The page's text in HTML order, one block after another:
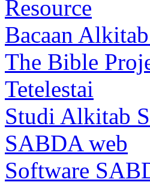
Resource
Bacaan
The Bible
Tetelestai
Studi Alkitab
SABDA web
Software